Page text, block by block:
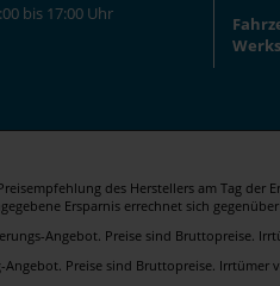
bis 17:00 Uhr
des Herstellers am Tag der
Ersparnis errechnet sich
Angebot. Preise sind Bruttopreise.
Angebot. Preise sind Bruttopreise. Irrtümer